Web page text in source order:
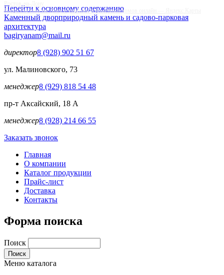
Перейти к основному содержанию
Каменный дворприродный камень и садово-парковая
архитектура
bagiryanam@mail.ru
директор8 (928) 902 51 67
ул. Малиновского, 73
менеджер8 (929) 818 54 48
пр-т Аксайский, 18 А
менеджер8 (928) 214 66 55
Заказать звонок
Главная
О компании
Каталог продукции
Прайс-лист
Доставка
Контакты
Форма поиска
Поиск
Меню каталога
Карта Ростова-на-Дону с улицами и номерами домов онлайн — Яндекс.Карты